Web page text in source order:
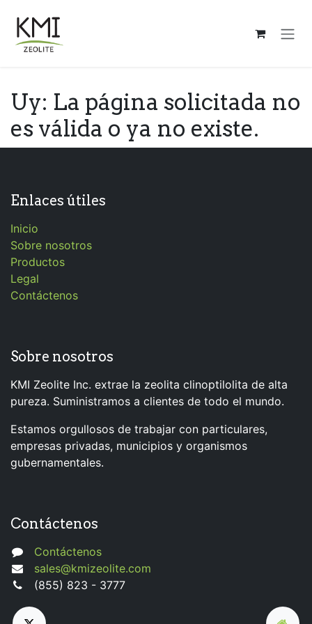
Uy: La página solicitada no
es válida o ya no existe.
Enlaces útiles
Inicio
Sobre nosotros
Productos
Legal
Contáctenos
Sobre nosotros
KMI Zeolite Inc. extrae la zeolita clinoptilolita de alta
pureza. Suministramos a clientes de todo el mundo.
Estamos orgullosos de trabajar con particulares,
empresas privadas, municipios y organismos
gubernamentales.
Contáctenos
Contáctenos
sales@kmizeolite.com
(855) 823 - 3777